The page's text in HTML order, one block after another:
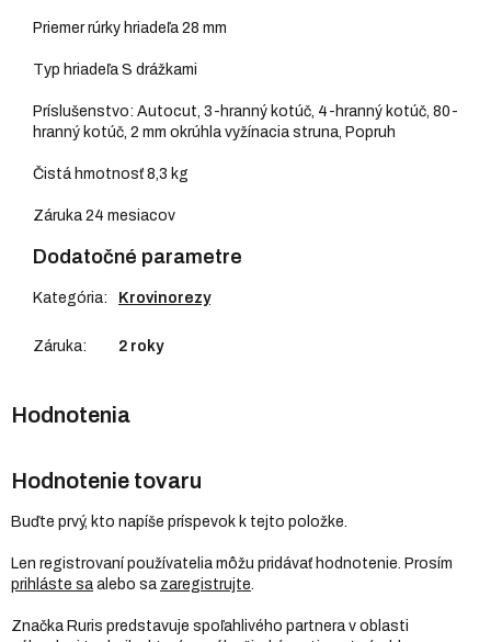
Priemer rúrky hriadeľa 28 mm
Typ hriadeľa S drážkami
Príslušenstvo: Autocut, 3-hranný kotúč, 4-hranný kotúč, 80-
hranný kotúč, 2 mm okrúhla vyžínacia struna, Popruh
Čistá hmotnosť 8,3 kg
Záruka 24 mesiacov
Dodatočné parametre
Kategória: Krovinorezy
Záruka: 2 roky
Hodnotenie tovaru
Buďte prvý, kto napíše príspevok k tejto položke.
Len registrovaní používatelia môžu pridávať hodnotenie. Prosím
prihláste sa alebo sa zaregistrujte
Značka Ruris predstavuje spoľahlivého partnera v oblasti